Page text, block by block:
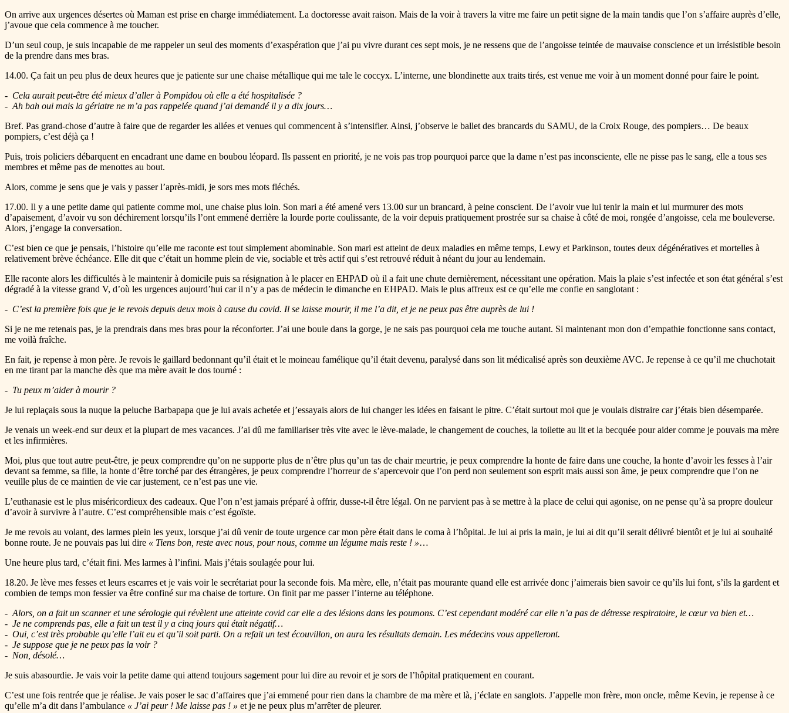
On arrive aux urgences désertes où Maman est prise en charge immédiatement. La doctoresse avait raison. Mais de la voir à travers la vitre me faire un petit signe de la main tandis que l’on s’affaire auprès d’elle,
j’avoue que cela commence à me toucher.
D’un seul coup, je suis incapable de me rappeler un seul des moments d’exaspération que j’ai pu vivre durant ces sept mois, je ne ressens que de l’angoisse teintée de mauvaise conscience et un irrésistible besoin
de la prendre dans mes bras.
14.00. Ça fait un peu plus de deux heures que je patiente sur une chaise métallique qui me tale le coccyx. L’interne, une blondinette aux traits tirés, est venue me voir à un moment donné pour faire le point.
Cela aurait peut-être été mieux d’aller à Pompidou où elle a été hospitalisée ?
Ah bah oui mais la gériatre ne m’a pas rappelée quand j’ai demandé il y a dix jours…
Bref. Pas grand-chose d’autre à faire que de regarder les allées et venues qui commencent à s’intensifier. Ainsi, j’observe le ballet des brancards du SAMU, de la Croix Rouge, des pompiers… De beaux
pompiers, c’est déjà ça !
Puis, trois policiers débarquent en encadrant une dame en boubou léopard. Ils passent en priorité, je ne vois pas trop pourquoi parce que la dame n’est pas inconsciente, elle ne pisse pas le sang, elle a tous ses
membres et même pas de menottes au bout.
Alors, comme je sens que je vais y passer l’après-midi, je sors mes mots fléchés.
17.00. Il y a une petite dame qui patiente comme moi, une chaise plus loin. Son mari a été amené vers 13.00 sur un brancard, à peine conscient. De l’avoir vue lui tenir la main et lui murmurer des mots
d’apaisement, d’avoir vu son déchirement lorsqu’ils l’ont emmené derrière la lourde porte coulissante, de la voir depuis pratiquement prostrée sur sa chaise à côté de moi, rongée d’angoisse, cela me bouleverse.
Alors, j’engage la conversation.
C’est bien ce que je pensais, l’histoire qu’elle me raconte est tout simplement abominable. Son mari est atteint de deux maladies en même temps, Lewy et Parkinson, toutes deux dégénératives et mortelles à
relativement brève échéance. Elle dit que c’était un homme plein de vie, sociable et très actif qui s’est retrouvé réduit à néant du jour au lendemain.
Elle raconte alors les difficultés à le maintenir à domicile puis sa résignation à le placer en EHPAD où il a fait une chute dernièrement, nécessitant une opération. Mais la plaie s’est infectée et son état général s’est
dégradé à la vitesse grand V, d’où les urgences aujourd’hui car il n’y a pas de médecin le dimanche en EHPAD. Mais le plus affreux est ce qu’elle me confie en sanglotant :
C’est la première fois que je le revois depuis deux mois à cause du covid. Il se laisse mourir, il me l’a dit, et je ne peux pas être auprès de lui !
Si je ne me retenais pas, je la prendrais dans mes bras pour la réconforter. J’ai une boule dans la gorge, je ne sais pas pourquoi cela me touche autant. Si maintenant mon don d’empathie fonctionne sans contact,
me voilà fraîche.
En fait, je repense à mon père. Je revois le gaillard bedonnant qu’il était et le moineau famélique qu’il était devenu, paralysé dans son lit médicalisé après son deuxième AVC. Je repense à ce qu’il me chuchotait
en me tirant par la manche dès que ma mère avait le dos tourné :
Tu peux m’aider à mourir ?
Je lui replaçais sous la nuque la peluche Barbapapa que je lui avais achetée et j’essayais alors de lui changer les idées en faisant le pitre. C’était surtout moi que je voulais distraire car j’étais bien désemparée.
Je venais un week-end sur deux et la plupart de mes vacances. J’ai dû me familiariser très vite avec le lève-malade, le changement de couches, la toilette au lit et la becquée pour aider comme je pouvais ma mère
et les infirmières.
Moi, plus que tout autre peut-être, je peux comprendre qu’on ne supporte plus de n’être plus qu’un tas de chair meurtrie, je peux comprendre la honte de faire dans une couche, la honte d’avoir les fesses à l’air
devant sa femme, sa fille, la honte d’être torché par des étrangères, je peux comprendre l’horreur de s’apercevoir que l’on perd non seulement son esprit mais aussi son âme, je peux comprendre que l’on ne
veuille plus de ce maintien de vie car justement, ce n’est pas une vie.
L’euthanasie est le plus miséricordieux des cadeaux. Que l’on n’est jamais préparé à offrir, dusse-t-il être légal. On ne parvient pas à se mettre à la place de celui qui agonise, on ne pense qu’à sa propre douleur
d’avoir à survivre à l’autre. C’est compréhensible mais c’est égoïste.
Je me revois au volant, des larmes plein les yeux, lorsque j’ai dû venir de toute urgence car mon père était dans le coma à l’hôpital. Je lui ai pris la main, je lui ai dit qu’il serait délivré bientôt et je lui ai souhaité
bonne route. Je ne pouvais pas lui dire « Tiens bon, reste avec nous, pour nous, comme un légume mais reste ! »…
Une heure plus tard, c’était fini. Mes larmes à l’infini. Mais j’étais soulagée pour lui.
18.20. Je lève mes fesses et leurs escarres et je vais voir le secrétariat pour la seconde fois. Ma mère, elle, n’était pas mourante quand elle est arrivée donc j’aimerais bien savoir ce qu’ils lui font, s’ils la gardent et
combien de temps mon fessier va être confiné sur ma chaise de torture. On finit par me passer l’interne au téléphone.
Alors, on a fait un scanner et une sérologie qui révèlent une atteinte covid car elle a des lésions dans les poumons. C’est cependant modéré car elle n’a pas de détresse respiratoire, le cœur va bien et…
Je ne comprends pas, elle a fait un test il y a cinq jours qui était négatif…
Oui, c’est très probable qu’elle l’ait eu et qu’il soit parti. On a refait un test écouvillon, on aura les résultats demain. Les médecins vous appelleront.
Je suppose que je ne peux pas la voir ?
Non, désolé…
Je suis abasourdie. Je vais voir la petite dame qui attend toujours sagement pour lui dire au revoir et je sors de l’hôpital pratiquement en courant.
C’est une fois rentrée que je réalise. Je vais poser le sac d’affaires que j’ai emmené pour rien dans la chambre de ma mère et là, j’éclate en sanglots. J’appelle mon frère, mon oncle, même Kevin, je repense à ce
qu’elle m’a dit dans l’ambulance « J’ai peur ! Me laisse pas ! » et je ne peux plus m’arrêter de pleurer.